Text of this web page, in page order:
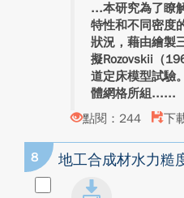
本研究為了瞭
特性和不同密度
狀況，藉由繪製
擬Rozovskii（
道定床模型試驗
體網格所組...
點閱：244
下
8 地工合成材水力糙